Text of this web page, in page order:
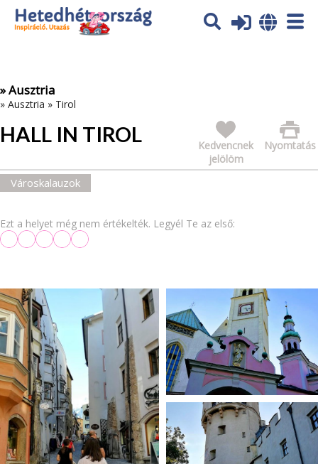
Az oldal sütiket (cookies) használ. További tájékoztatás itt:
Adatvédelmi tájékoztató
» Ausztria
» Ausztria » Tirol
HALL IN TIROL Nyomtatás
Kedvencnek
jelölöm
Városkalauzok
Ezt a helyet még nem értékelték. Legyél Te az első: